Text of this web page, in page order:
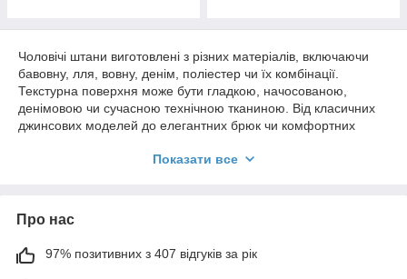
Чоловічі штани виготовлені з різних матеріалів, включаючи
бавовну, лля, вовну, денім, поліестер чи їх комбінації.
Текстурна поверхня може бути гладкою, начосованою,
денімовою чи сучасною технічною тканиною. Від класичних
джинсових моделей до елегантних брюк чи комфортних
відповідності різним стилів та випадкам використання.
хочете створити. Деталі можуть включати кишені, застібки на
блискавці або ґудзиках, а також декоративні шви чи стрічки.
Додаткові акценти можуть бути зброшурованими або мають
аплікації для стильного завершення. Від класичних кольорів,
Показати все
Про нас
97% позитивних з 407 відгуків за рік